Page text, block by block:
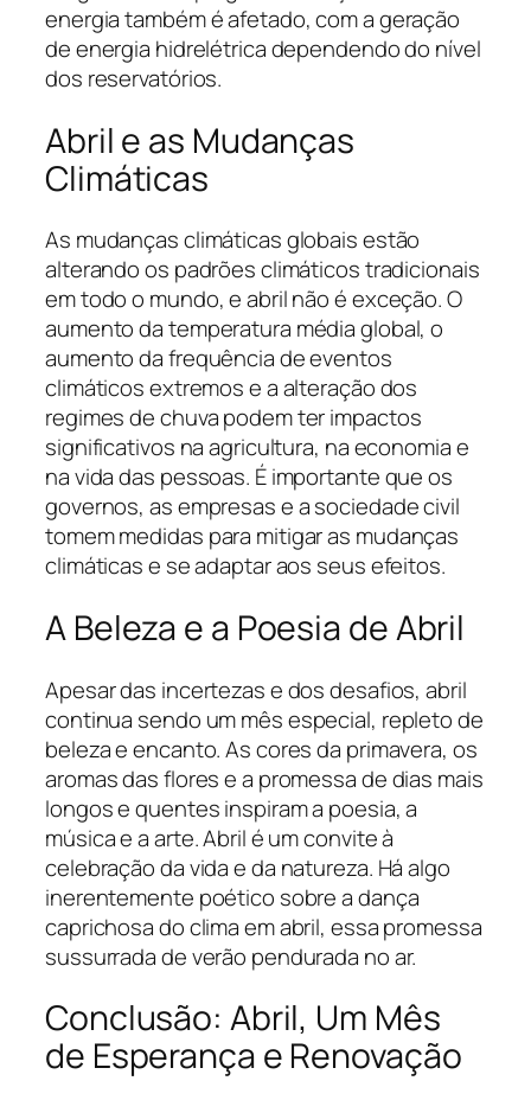
energia também é afetado, com a geração
de energia hidrelétrica dependendo do nível
dos reservatórios.
Abril e as Mudanças
Climáticas
As mudanças climáticas globais estão
alterando os padrões climáticos tradicionais
em todo o mundo, e abril não é exceção. O
aumento da temperatura média global, o
aumento da frequência de eventos
climáticos extremos e a alteração dos
regimes de chuva podem ter impactos
significativos na agricultura, na economia e
na vida das pessoas. É importante que os
governos, as empresas e a sociedade civil
tomem medidas para mitigar as mudanças
climáticas e se adaptar aos seus efeitos.
A Beleza e a Poesia de Abril
Apesar das incertezas e dos desafios, abril
continua sendo um mês especial, repleto de
beleza e encanto. As cores da primavera, os
aromas das flores e a promessa de dias mais
longos e quentes inspiram a poesia, a
música e a arte. Abril é um convite à
celebração da vida e da natureza. Há algo
inerentemente poético sobre a dança
caprichosa do clima em abril, essa promessa
sussurrada de verão pendurada no ar.
Conclusão: Abril, Um Mês
de Esperança e Renovação